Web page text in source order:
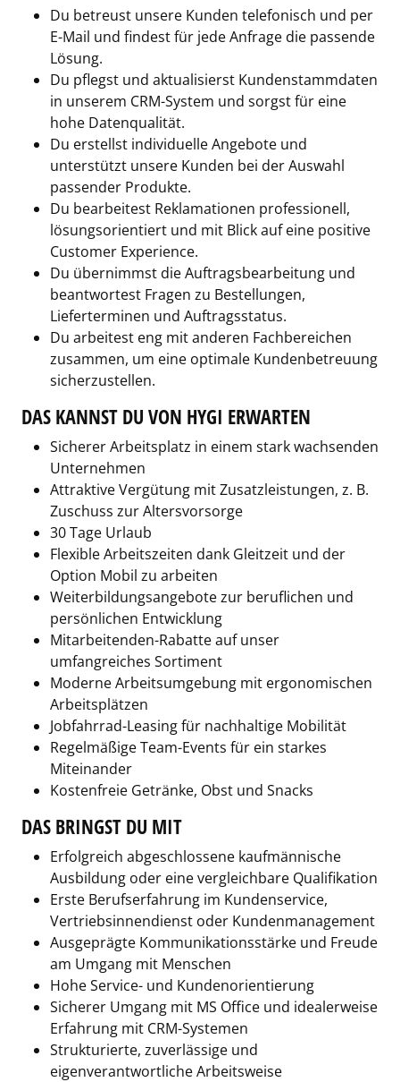
Du betreust unsere Kunden telefonisch und per
E-Mail und findest für jede Anfrage die passende
Lösung.
Du pflegst und aktualisierst Kundenstammdaten
in unserem CRM-System und sorgst für eine
hohe Datenqualität.
Du erstellst individuelle Angebote und
unterstützt unsere Kunden bei der Auswahl
passender Produkte.
Du bearbeitest Reklamationen professionell,
lösungsorientiert und mit Blick auf eine positive
Customer Experience.
Du übernimmst die Auftragsbearbeitung und
beantwortest Fragen zu Bestellungen,
Lieferterminen und Auftragsstatus.
Du arbeitest eng mit anderen Fachbereichen
zusammen, um eine optimale Kundenbetreuung
sicherzustellen.
DAS KANNST DU VON HYGI ERWARTEN
Sicherer Arbeitsplatz in einem stark wachsenden
Unternehmen
Attraktive Vergütung mit Zusatzleistungen, z. B.
Zuschuss zur Altersvorsorge
30 Tage Urlaub
Flexible Arbeitszeiten dank Gleitzeit und der
Option Mobil zu arbeiten
Weiterbildungsangebote zur beruflichen und
persönlichen Entwicklung
Mitarbeitenden-Rabatte auf unser
umfangreiches Sortiment
Moderne Arbeitsumgebung mit ergonomischen
Arbeitsplätzen
Jobfahrrad-Leasing für nachhaltige Mobilität
Regelmäßige Team-Events für ein starkes
Miteinander
Kostenfreie Getränke, Obst und Snacks
DAS BRINGST DU MIT
Erfolgreich abgeschlossene kaufmännische
Ausbildung oder eine vergleichbare Qualifikation
Erste Berufserfahrung im Kundenservice,
Vertriebsinnendienst oder Kundenmanagement
Ausgeprägte Kommunikationsstärke und Freude
am Umgang mit Menschen
Hohe Service- und Kundenorientierung
Sicherer Umgang mit MS Office und idealerweise
Erfahrung mit CRM-Systemen
Strukturierte, zuverlässige und
eigenverantwortliche Arbeitsweise